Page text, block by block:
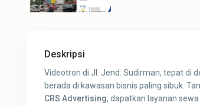
Deskripsi
Videotron di Jl. Jend. Sudirman, tepat di
berada di kawasan bisnis paling sibuk.
CRS Advertising, dapatkan layanan